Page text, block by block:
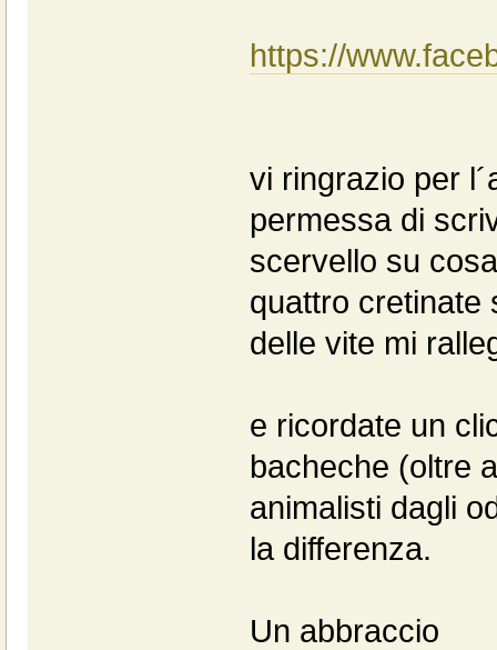
https://
vi ringrazio per
permessa di
scervello su
quattro cretinate
delle vite mi
e ricordate un
bacheche (oltre
animalisti dagli
la differenza.
Un abbraccio